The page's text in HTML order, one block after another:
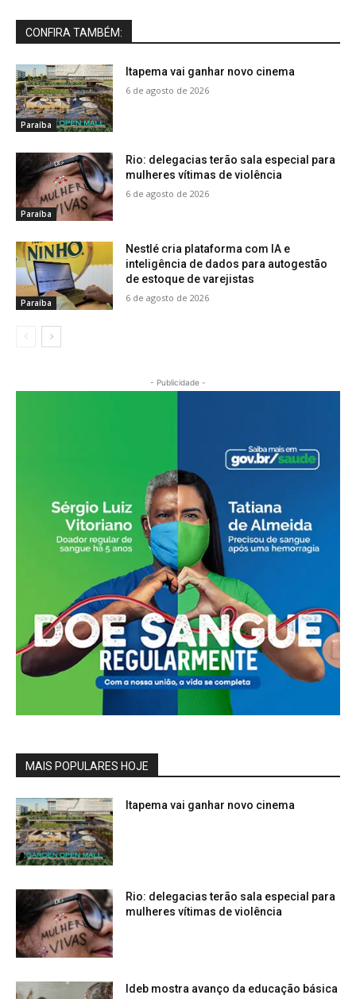
CONFIRA TAMBÉM:
Paraíba
Itapema vai ganhar novo cinema
6 de agosto de 2026
Paraíba
Rio: delegacias terão sala especial para
mulheres vítimas de violência
6 de agosto de 2026
Paraíba
Nestlé cria plataforma com IA e
inteligência de dados para autogestão
de estoque de varejistas
6 de agosto de 2026
- Publicidade -
MAIS POPULARES HOJE
Itapema vai ganhar novo cinema
Rio: delegacias terão sala especial para
mulheres vítimas de violência
Ideb mostra avanço da educação básica